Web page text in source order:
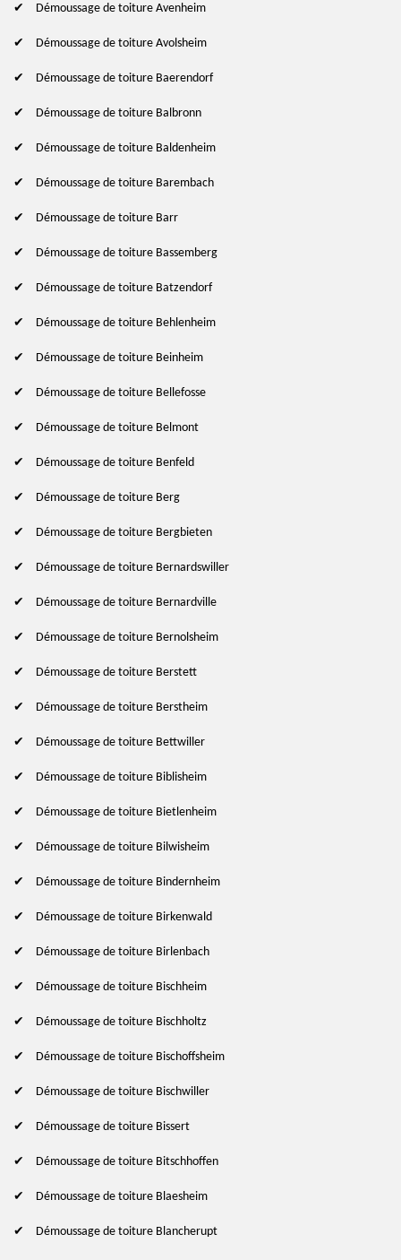
Démoussage de toiture Avenheim
Démoussage de toiture Avolsheim
Démoussage de toiture Baerendorf
Démoussage de toiture Balbronn
Démoussage de toiture Baldenheim
Démoussage de toiture Barembach
Démoussage de toiture Barr
Démoussage de toiture Bassemberg
Démoussage de toiture Batzendorf
Démoussage de toiture Behlenheim
Démoussage de toiture Beinheim
Démoussage de toiture Bellefosse
Démoussage de toiture Belmont
Démoussage de toiture Benfeld
Démoussage de toiture Berg
Démoussage de toiture Bergbieten
Démoussage de toiture Bernardswiller
Démoussage de toiture Bernardville
Démoussage de toiture Bernolsheim
Démoussage de toiture Berstett
Démoussage de toiture Berstheim
Démoussage de toiture Bettwiller
Démoussage de toiture Biblisheim
Démoussage de toiture Bietlenheim
Démoussage de toiture Bilwisheim
Démoussage de toiture Bindernheim
Démoussage de toiture Birkenwald
Démoussage de toiture Birlenbach
Démoussage de toiture Bischheim
Démoussage de toiture Bischholtz
Démoussage de toiture Bischoffsheim
Démoussage de toiture Bischwiller
Démoussage de toiture Bissert
Démoussage de toiture Bitschhoffen
Démoussage de toiture Blaesheim
Démoussage de toiture Blancherupt